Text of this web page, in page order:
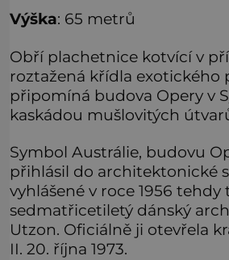
Výška: 65 metrů
Obří plachetnice kotvící v
roztažená křídla exotického
připomíná budova Opery v
kaskádou mušlovitých
Symbol Austrálie, budovu
přihlásil do architektonické
vyhlášené v roce 1956 tehdy
sedmatřicetiletý dánský
Utzon. Oficiálně ji otevřela
II. 20. října 1973.